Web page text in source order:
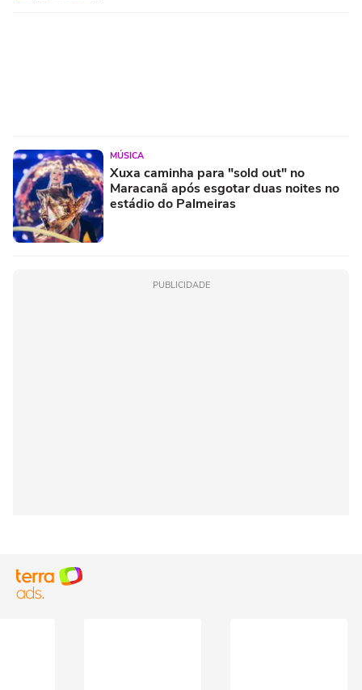
MÚSICA
Xuxa caminha para "sold out" no
Maracanã após esgotar duas noites no
estádio do Palmeiras
PUBLICIDADE